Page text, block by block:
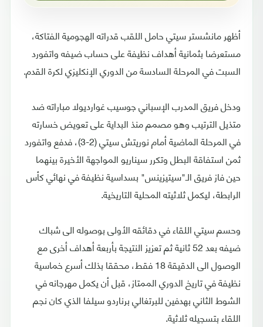
أظهر مانشستر سيتي حامل اللقب قدراته الهجومية الفتاكة،
مستعرضا بثمانية أهداف نظيفة على حساب ضيفه واتفورد
السبت في المرحلة السادسة من الدوري الإنكليزي لكرة القدم.
ودخل فريق المدرب الإسباني جوسيب غوارديولا مباراته ضد
متذيل الترتيب وهو مصمم منذ البداية على تعويض خسارته
في المرحلة الماضية أمام نوريتش سيتي (2-3)، فدفع واتفورد
ثمن استفاقة البطل وتكرر سيناريو المواجهة الأخيرة بينهما
حين فاز فريق الـ"سيتيزينس" بسداسية نظيفة في نهائي كأس
الرابطة، ليكمل ثلاثيته المحلية التاريخية.
وحسم سيتي اللقاء في دقائقه الأولى بوصوله الى شباك
ضيفه بعد 52 ثانية ثم تعزيز النتيجة بأربعة أهداف أخرى مع
الوصول الى الدقيقة 18 فقط، محققا بذلك أسرع خماسية
نظيفة في تاريخ الدوري الممتاز، قبل أن يكمل مهرجانه في
الشوط الثاني بهدفين للبرتغالي برناردو سيلفا الذي كان نجم
اللقاء بتسجيله ثلاثية.